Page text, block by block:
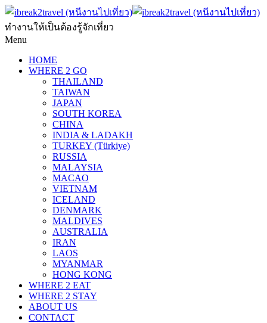
ทำงานให้เป็นต้องรู้จักเที่ยว
Menu
HOME
WHERE 2 GO
THAILAND
TAIWAN
JAPAN
SOUTH KOREA
CHINA
INDIA & LADAKH
TURKEY (Türkiye)
RUSSIA
MALAYSIA
MACAO
VIETNAM
ICELAND
DENMARK
MALDIVES
AUSTRALIA
IRAN
LAOS
MYANMAR
HONG KONG
WHERE 2 EAT
WHERE 2 STAY
ABOUT US
CONTACT